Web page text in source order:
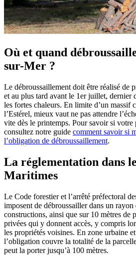
Où et quand
sur-Mer ?
Le débroussaillement doit être réalisé de
et au plus tard avant le 1er juillet, dernier
les fortes chaleurs. En limite d’un massif
l’Estérel, mieux vaut ne pas attendre
vite dès le printemps. Pour savoir si votre
consultez notre guide comment savoir si
l’obligation de débroussaillement.
La réglementation dans
Maritimes
Le Code forestier et l’arrêté préfectoral
imposent de débroussailler dans un rayon
constructions, ainsi que sur 10 mètres de
privées qui y donnent accès, y compris
les propriétés voisines. En zone urbaine
l’obligation couvre la totalité de la
peut la porter jusqu’à 100 mètres.